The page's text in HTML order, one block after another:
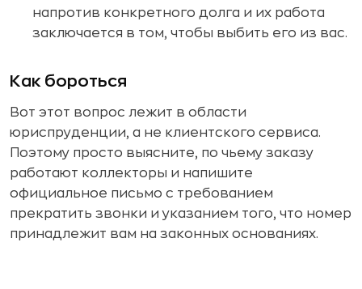
напротив конкретного долга и их работа
заключается в том, чтобы выбить его из вас.
Как бороться
Вот этот вопрос лежит в области
юриспруденции, а не клиентского сервиса.
Поэтому просто выясните, по чьему заказу
работают коллекторы и напишите
официальное письмо с требованием
прекратить звонки и указанием того, что номер
принадлежит вам на законных основаниях.